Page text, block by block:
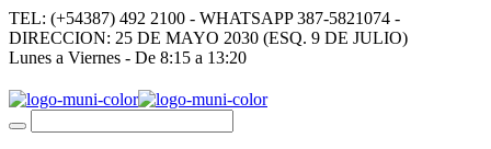
TEL: (+54387) 492 2100 - WHATSAPP 387-5821074 -
DIRECCION: 25 DE MAYO 2030 (ESQ. 9 DE JULIO)
Lunes a Viernes - De 8:15 a 13:20